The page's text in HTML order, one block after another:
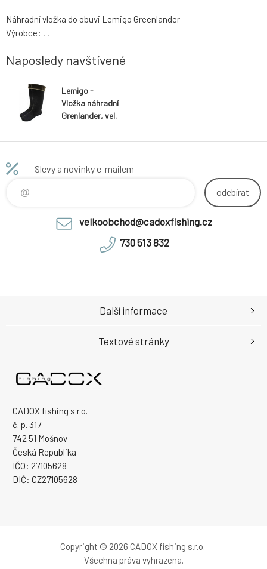
Náhradní vložka do obuvi Lemigo Greenlander
Výrobce: , ,
Naposledy navštívené
Lemigo -
Vložka náhradní
Grenlander, vel.
Slevy a novinky e-mailem
odebírat
velkoobchod@cadoxfishing.cz
730 513 832
CADOX fishing s.r.o.
č. p. 317
742 51 Mošnov
Česká Republika
IČO: 27105628
DIČ: CZ27105628
Další informace
Textové stránky
Copyright © 2026 CADOX fishing s.r.o.
Všechna práva vyhrazena.